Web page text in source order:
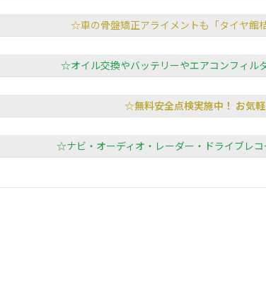
☆車の骨盤矯正アライメントも「タイヤ館
☆オイル交換やバッテリーやエアコンフィル
☆無料安全点検実施中！ お気
☆ナビ・オーディオ・レーダー・ドライブレ